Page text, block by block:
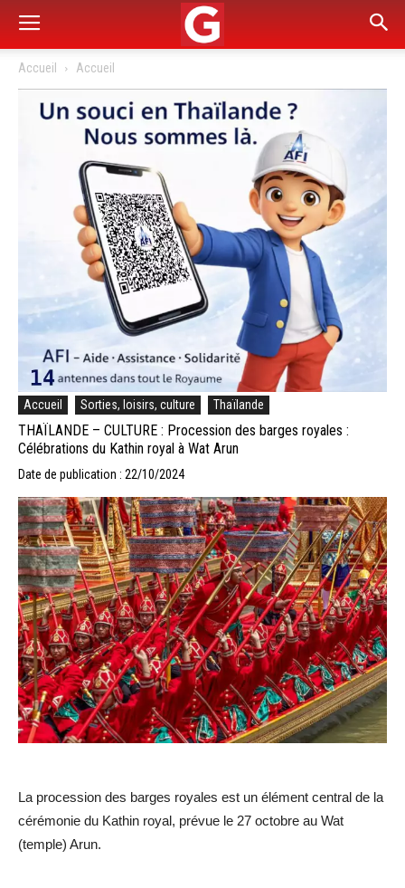
Accueil Accueil
Accueil Sorties, loisirs, culture Thaïlande
THAÏLANDE – CULTURE : Procession des barges royales :
Célébrations du Kathin royal à Wat Arun
Date de publication : 22/10/2024
La procession des barges royales est un élément central de la
cérémonie du Kathin royal, prévue le 27 octobre au Wat
(temple) Arun.